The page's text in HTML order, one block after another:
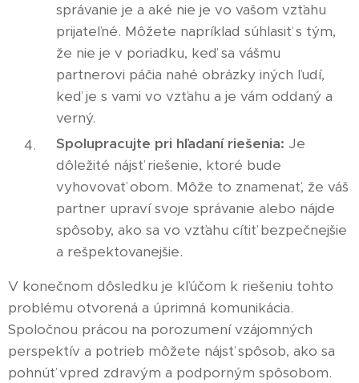
správanie je a aké nie je vo vašom vzťahu
prijateľné. Môžete napríklad súhlasiť s tým,
že nie je v poriadku, keď sa vášmu
partnerovi páčia nahé obrázky iných ľudí,
keď je s vami vo vzťahu a je vám oddaný a
verný.
Spolupracujte pri hľadaní riešenia: Je
dôležité nájsť riešenie, ktoré bude
vyhovovať obom. Môže to znamenať, že váš
partner upraví svoje správanie alebo nájde
spôsoby, ako sa vo vzťahu cítiť bezpečnejšie
a rešpektovanejšie.
V konečnom dôsledku je kľúčom k riešeniu tohto
problému otvorená a úprimná komunikácia.
Spoločnou prácou na porozumení vzájomných
perspektív a potrieb môžete nájsť spôsob, ako sa
pohnúť vpred zdravým a podporným spôsobom.